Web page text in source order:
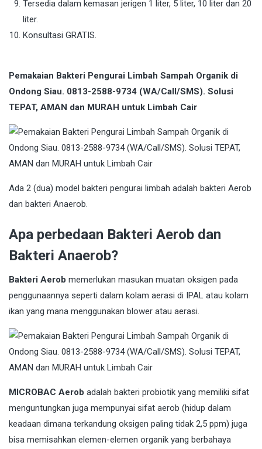
Tersedia dalam kemasan jerigen 1 liter, 5 liter, 10 liter dan 20
liter.
Konsultasi GRATIS.
Pemakaian Bakteri Pengurai Limbah Sampah Organik di
Ondong Siau. 0813-2588-9734 (WA/Call/SMS). Solusi
TEPAT, AMAN dan MURAH untuk Limbah Cair
Ada 2 (dua) model bakteri pengurai limbah adalah bakteri Aerob
dan bakteri Anaerob.
Apa perbedaan Bakteri Aerob dan
Bakteri Anaerob?
Bakteri Aerob memerlukan masukan muatan oksigen pada
penggunaannya seperti dalam kolam aerasi di IPAL atau kolam
ikan yang mana menggunakan blower atau aerasi.
MICROBAC Aerob adalah bakteri probiotik yang memiliki sifat
menguntungkan juga mempunyai sifat aerob (hidup dalam
keadaan dimana terkandung oksigen paling tidak 2,5 ppm) juga
bisa memisahkan elemen-elemen organik yang berbahaya